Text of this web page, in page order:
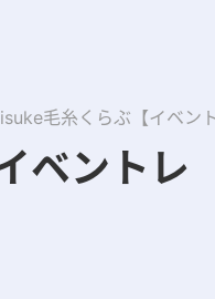
毛糸くらぶ【イベン
ベントレ